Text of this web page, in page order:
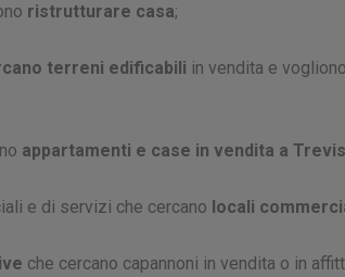
ristrutturare casa;
terreni edificabili in vendita e
appartamenti e case in vendita a
e di servizi che cercano locali
che cercano capannoni in vendita o in